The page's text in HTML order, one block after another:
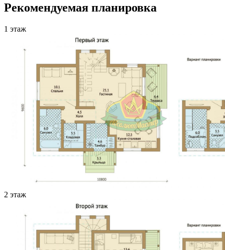
Рекомендуемая планировка
1 этаж
2 этаж